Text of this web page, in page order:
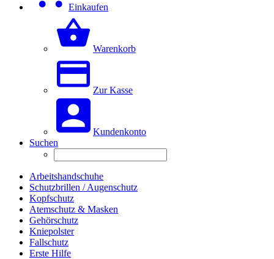
Einkaufen
Warenkorb
Zur Kasse
Kundenkonto
Suchen
Arbeitshandschuhe
Schutzbrillen / Augenschutz
Kopfschutz
Atemschutz & Masken
Gehörschutz
Kniepolster
Fallschutz
Erste Hilfe